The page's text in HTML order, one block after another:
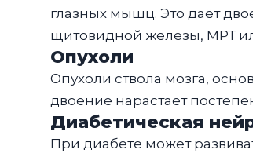
глазных мышц. Это даёт
щитовидной железы, МРТ
Опухоли
Опухоли ствола мозга,
двоение нарастает
Диабетическая
При диабете может